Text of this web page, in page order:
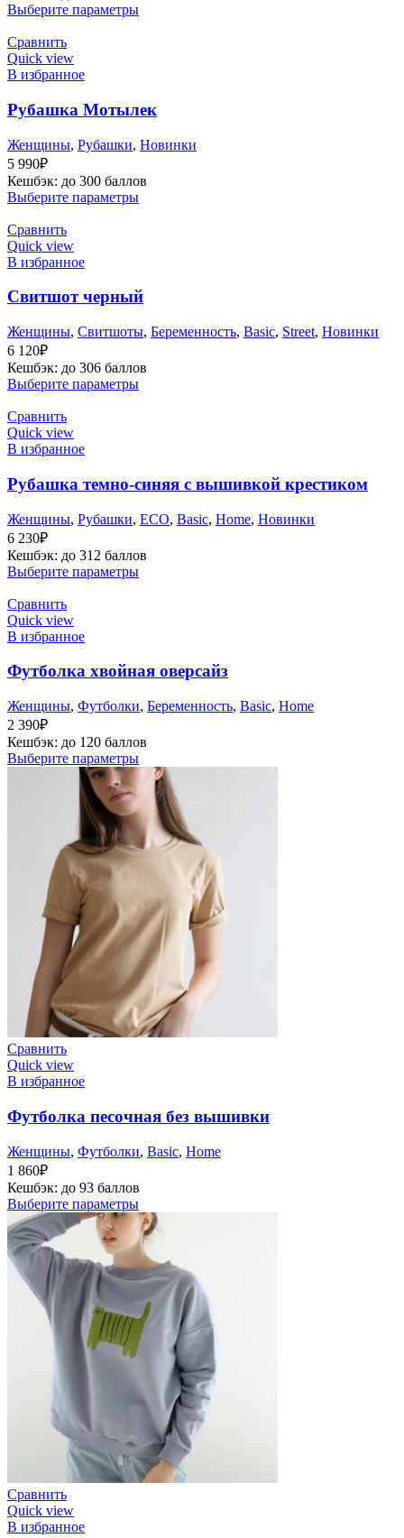
Выберите параметры
Сравнить
Quick view
В избранное
Рубашка Мотылек
Женщины, Рубашки, Новинки
5 990₽
Кешбэк: до 300 баллов
Выберите параметры
Сравнить
Quick view
В избранное
Свитшот черный
Женщины, Cвитшоты, Беременность, Basic, Street, Новинки
6 120₽
Кешбэк: до 306 баллов
Выберите параметры
Сравнить
Quick view
В избранное
Рубашка темно-синяя с вышивкой крестиком
Женщины, Рубашки, ECO, Basic, Home, Новинки
6 230₽
Кешбэк: до 312 баллов
Выберите параметры
Сравнить
Quick view
В избранное
Футболка хвойная оверсайз
Женщины, Футболки, Беременность, Basic, Home
2 390₽
Кешбэк: до 120 баллов
Выберите параметры
Сравнить
Quick view
В избранное
Футболка песочная без вышивки
Женщины, Футболки, Basic, Home
1 860₽
Кешбэк: до 93 баллов
Выберите параметры
Сравнить
Quick view
В избранное